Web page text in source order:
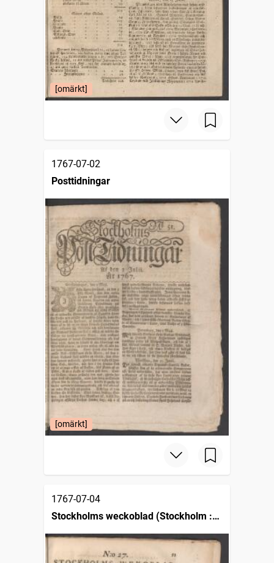
[omärkt]
1767-07-02
Posttidningar
[omärkt]
1767-07-04
Stockholms weckoblad (Stockholm :
1745)